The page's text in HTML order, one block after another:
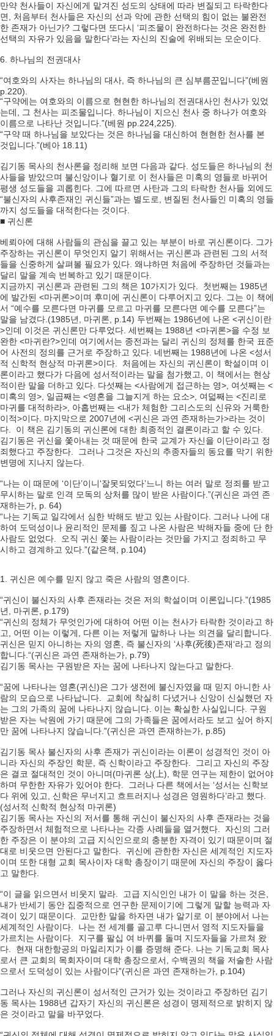
만약 천사들이 자신에게 맡겨진 성도의 상태에 따라 변질되고 타락한다
면, 처음부터 천사들은 자신의 선과 악에 관한 선택의 힘이 없는 불완전
한 존재가 아닌가? 그렇다면 또다시 ‘피조물이 완전하다는 것은 완전한
선택의 자유가 있음을 말한다’라는 자신의 진술에 위배되는 모순이다.
6. 하나님의 전권대사
“여호와의 사자는 하나님의 대사, 즉 하나님의 큰 심부름꾼입니다”(베원
p.220).
“구약에는 여호와의 이름으로 현현한 하나님의 전권대사인 천사가 있었
는데, 그 천사는 피조물입니다. 하나님이 지으신 천사 중 하나가 여호와
이름으로 나타난 것입니다.”(베원 pp.224,225).
“구약 때 하나님을 보았다는 것은 하나님을 대신하여 현현한 천사를 본
것입니다.”(베아 18.11)
김기동 목사의 천사론을 정리해 보면 다음과 같다. 성도들은 하나님의 천
사들을 받았으며 불신앙이나 혈기로 이 천사들은 미혹의 영들로 바뀌어
평생 성도들을 괴롭힌다. 그에 따르면 사탄과 그의 타락한 천사들 외에도
“불신자의 사후존재인 귀신들”과는 별도로, 변질된 천사들인 미혹의 영들
까지 성도들을 대적한다는 것이다.
■ 귀신론
베뢰아에 대해 사람들의 관심을 끌고 있는 부분이 바로 귀신론이다. 그가
주장하는 귀신론이 무엇인지 알기 위해서는 귀신론과 관련된 그의 서적
들을 신중하게 살펴볼 필요가 있다. 왜냐하면 처음에 주장하던 것들과는
달리 말을 계속 번복하고 있기 때문이다.
지금까지 귀신론과 관련된 그의 책은 10가지가 있다. 첫번째는 1985년
에 발간된 <마귀론>이며 후미에 귀신론이 다루어지고 있다. 그는 이 책에
서 “예수를 모른다면 마귀를 모르고 마귀를 모른다면 예수를 모른다”는
말을 남겼다.(1985년, 마귀론, p.14) 두번째는 1986년에 나온 <귀신이란
>인데 이것은 귀신론만 다루었다. 세번째는 1988년 <마귀론>을 수정 보
완한 <마귀란?>인데 여기에서는 종전과는 달리 귀신의 정체를 한국 표준
어 사전의 정의를 근거로 주장하고 있다. 네번째는 1988년에 나온 <성서
적 신학적 현상적 마귀론>이다. 처음에는 자신의 귀신론이 학설이며 이
론이라고 했다가 다음에 성서적이라는 말을 첨가했고, 이 책에서는 현상
적이란 말을 더하고 있다. 다섯째는 <사람에게 접근하는 영>, 여섯째는 <
미혹의 영>, 일곱째는 <영혼을 그늘지게 하는 요소>, 여덟째는 <진리로
마귀를 대적하라>, 아홉번째는 <내가 체험한 그리스도의 신유와 거룩한
이적>이다. 마지막으로 2007년에 <귀신은 과연 존재하는가>라는 것이
다. 이 책은 김기동의 귀신론에 대한 최종적인 결론이라고 할 수 있다.
김기동은 귀신을 쫓아내는 것 때문에 한국 교계가 자신을 이단이라고 정
죄했다고 주장한다. 그러나 그것은 자신의 추종자들의 동요를 막기 위한
변명에 지나지 않는다.
“나는 이 때문에 ‘이단’이니‘잘못되었다’느니 하는 여러 말로 정죄를 받고
무시하는 말로 인격 모독의 상처를 많이 받은 사람이다.”(귀신은 과연 존
재하는가, p. 64)
“나는 기독교 일각에서 심한 박해도 받고 있는 사람이다. 그러나 나에 대
하여 도덕성이나 윤리적인 문제를 짚고 나온 사람은 박해자들 중에 단 한
사람도 없었다. 오직 귀신 쫓는 사람이라는 것만을 가지고 정죄하고 무
시하고 경계하고 있다.”(같은책, p.104)
1. 귀신은 예수를 믿지 않고 죽은 사람의 영혼이다.
“귀신이 불신자의 사후 존재라는 것은 저의 학설이며 이론입니다.”(1985
년, 마귀론, p.179)
“귀신의 정체가 무엇인가에 대하여 어떤 이는 천사가 타락한 것이라고 하
고, 어떤 이는 이렇게, 다른 이는 저렇게 말하나 나는 의견을 달리합니다.
귀신은 믿지 아니하는 자의 영혼, 즉 불신자의 ‘사후(死後)존재‘라고 정의
합니다.“(귀신은 과연 존재하는가, p.79)
김기동 목사는 구원받은 자는 꿈에 나타나지 않는다고 말한다.
“꿈에 나타나는 영혼(귀신)은 그가 생전에 불신자였을 때 믿지 아니한 사
람의 모습으로 나타납니다. 교회에 착실히 다녔거나 신앙이 신실했던 자
는 그의 가족의 꿈에 나타나지 않습니다. 이는 확실한 사실입니다. 구원
받은 자는 낙원에 가기 때문에 그의 가족들은 꿈에서라도 보고 싶어 하지
만 꿈에 나타나지 않습니다.”(귀신은 과연 존재하는가, p.85)
김기동 목사 불신자의 사후 존재가 귀신이라는 이론이 성경적인 것이 아
니라 자신의 주장인 학문, 즉 신학이라고 주장한다. 그리고 자신의 주장
은 결코 절대적인 것이 아니며(마귀론 상(上), 학문 연구는 제한이 없어야
하며 무한한 자유가 있어야 한다. 그러나 다른 책에서는 ‘성서는 신학보
다 위에 있고, 신학은 무너지고 흐트러지나 성경은 영원하다’라고 했다.
(성서적 신학적 현상적 마귀론)
김기동 목사는 자신의 저서를 통해 귀신이 불신자의 사후 존재라는 것을
주장하면서 체험적으로 나타나는 각종 사례들을 열거했다. 자신의 그러
한 주장은 이 분야의 고급 지식인으로의 충분한 자격이 있기 때문이며 절
대로 비웃으면 안된다고 말한다. 귀신에 관한한 자신은 세계적인 지도자
이며 또한 대형 교회 목사이자 대학 총장이기 때문에 자신의 주장이 옳다
고 말한다.
“이 글을 읽으면서 비웃지 말라. 고급 지식인인 내가 이 말을 하는 것은,
내가 반세기 동안 집중적으로 연구한 문제이기에 그렇게 말할 능력과 자
격이 있기 때문이다. 교만한 말을 하자면 내가 알기로 이 분야에서 나는
세계적인 사람이다. 나는 전 세계를 골고루 다니면서 영적 지도자들을
가르치는 사람이다. 지구를 팔십 여 바퀴를 돌며 지도자들을 가르쳐 왔
다. 현재 대한항공의 마일리지가 이를 증명해 준다. 나는 기독교회 목사
로서 큰 교회의 목회자이며 대학 총장으로서, 수백권의 책을 저술한 사람
으로서 도덕성이 있는 사람이다”(귀신은 과연 존재하는가, p.104)
그러나 자신의 귀신론이 성서적인 근거가 있는 것이라고 주장하던 김기
동 목사는 1988년 갑자기 자신의 귀신론은 성경이 명제적으로 밝히지 않
은 것이라고 말을 바꾸었다.